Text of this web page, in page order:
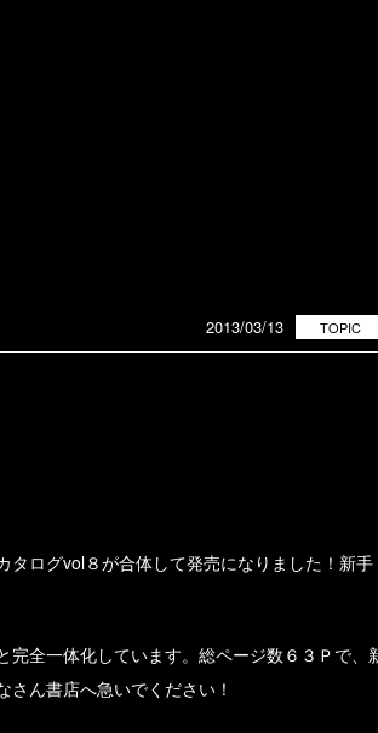
TOPIC
2013/03/13
タログvol８が合体して発売になりました！新手
全一体化しています。総ページ数６３Ｐで、
ん書店へ急いでください！